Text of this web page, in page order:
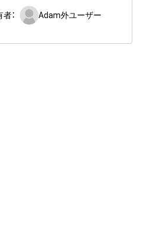
： Adam外ユーザー